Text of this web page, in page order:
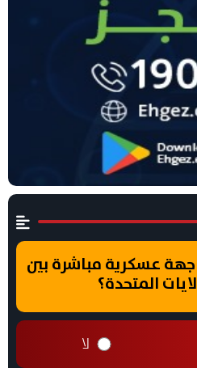
عسكرية مباشرة بين
المتحدة؟
لا